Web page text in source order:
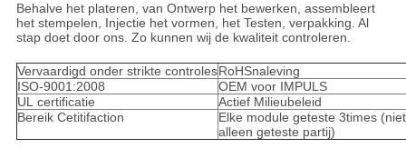
Behalve het plateren, van Ontwerp het bewerken, assembleert
het stempelen, Injectie het vormen, het Testen, verpakking. Al
stap doet door ons. Zo kunnen wij de kwaliteit controleren.
Vervaardigd onder strikte controlesRoHSnaleving
ISO-9001:2008
OEM voor IMPULS
UL certificatie
Actief Milieubeleid
Bereik Cetitifaction
Elke module geteste 3times (niet
alleen geteste partij)